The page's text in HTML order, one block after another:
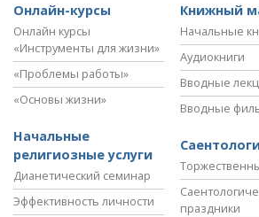
Онлайн-курсы
Онлайн курсы
«Инструменты для жизни»
«Проблемы работы»
«Основы жизни»
Начальные
религиозные услуги
Дианетический семинар
Эффективность личности
Книжный
Начальные
Аудиокниги
Вводные
Вводные
праздники